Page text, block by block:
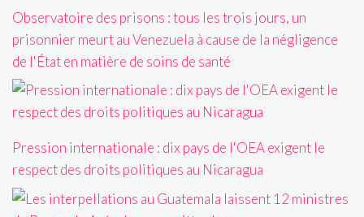
Observatoire des prisons : tous les trois jours, un
prisonnier meurt au Venezuela à cause de la négligence
de l'État en matière de soins de santé
Pression internationale : dix pays de l'OEA exigent le
respect des droits politiques au Nicaragua